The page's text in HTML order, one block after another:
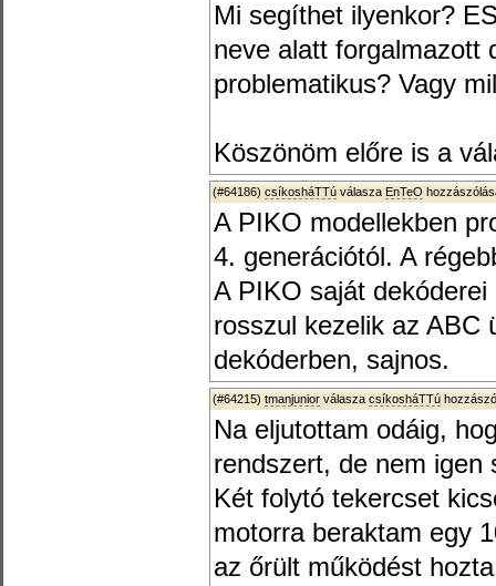
Mi segíthet ilyenkor?
neve alatt forgalmazott
problematikus? Vagy
Köszönöm előre is a
(#64186) csíkosháTTú válasza EnTeO
A PIKO modellekben
4. generációtól. A
A PIKO saját
rosszul kezelik az ABC
dekóderben, sajnos.
(#64215) tmanjunior válasza csíkosháTTú
Na eljutottam odáig,
rendszert, de nem igen
Két folytó tekercset
motorra beraktam egy
az őrült működést